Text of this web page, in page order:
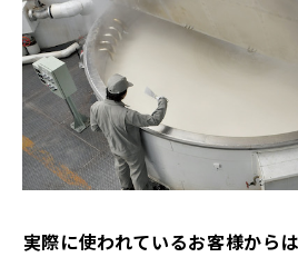
――実際に使われているお客様から